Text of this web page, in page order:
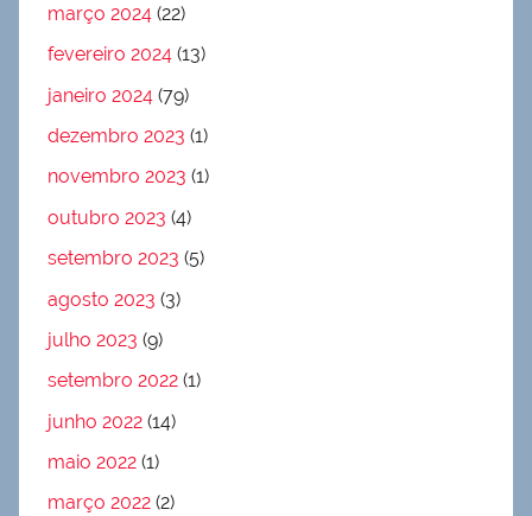
março 2024 (22)
fevereiro 2024 (13)
janeiro 2024 (79)
dezembro 2023 (1)
novembro 2023 (1)
outubro 2023 (4)
setembro 2023 (5)
agosto 2023 (3)
julho 2023 (9)
setembro 2022 (1)
junho 2022 (14)
maio 2022 (1)
março 2022 (2)